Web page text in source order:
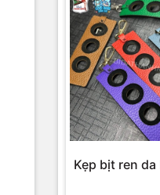
Kẹp bịt ren da